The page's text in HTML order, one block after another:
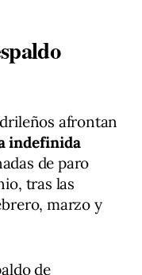
afrontan
indefinida
de paro
tras las
marzo y
de